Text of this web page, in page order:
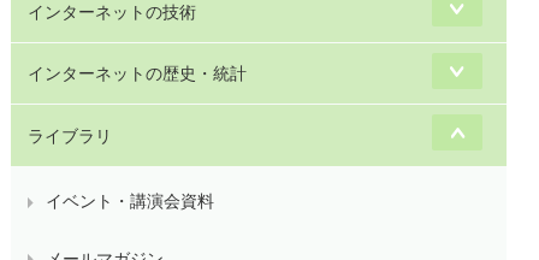
インターネットの技術
インターネットの歴史・統計
ライブラリ
イベント・講演会資料